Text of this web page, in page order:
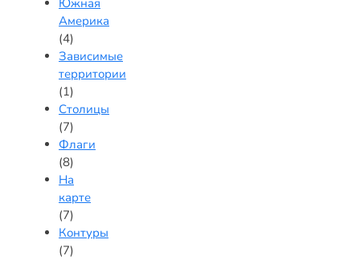
Южная
Америка
(4)
Зависимые
территории
(1)
Столицы
(7)
Флаги
(8)
На
карте
(7)
Контуры
(7)